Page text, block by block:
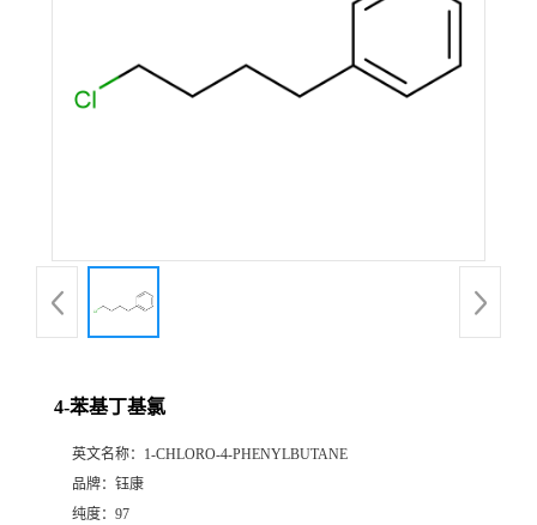
4-苯基丁基氯
英文名称： 1-CHLORO-4-PHENYLBUTANE
品牌： 钰康
纯度： 97